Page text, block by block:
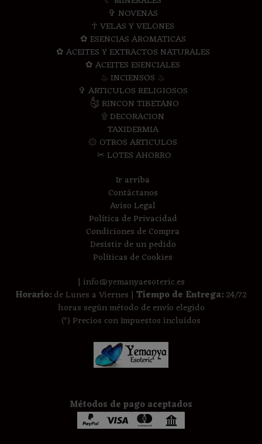
✞ NOVENAS
☥ VELAS Y VELONES
✿ ESENCIAS AROMATICAS
✿ ACEITES Y EXTRACTOS NATURALES
✿ ACEITES ESENCIALES
♨ INCIENSOS ♨
✞ ARTICULOS RELIGIOSOS
༃ RINCON TIBETANO
۩ DECORACION
TAXIDERMIA
۞ OTROS ARTICULOS
✂ LOTES AHORRO
Ir arriba
Contáctanos
Aviso Legal
Política de Privacidad
Condiciones de Compra
Desistir de un pedido
Políticas de Cookies
| info@yemanyaesoteric.es
Horario:de Lunes a Viernes | Tiempo de Entrega:24/72
horas según método de envío elegido
(*) Precios con Impuestos incluidos
Métodos de pago aceptados